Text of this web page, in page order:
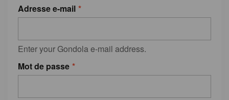
Adresse e-mail
Enter your Gondola e-mail address.
Mot de passe